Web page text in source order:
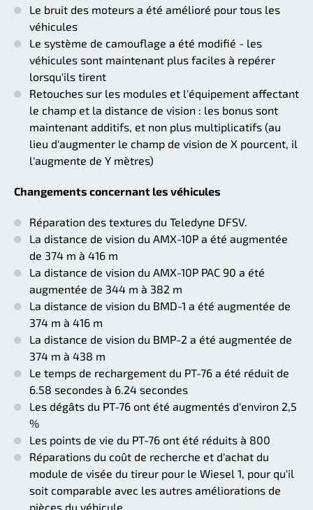
Le bruit des moteurs a été amélioré pour tous les
véhicules
Le système de camouflage a été modifié - les
véhicules sont maintenant plus faciles à repérer
lorsqu'ils tirent
Retouches sur les modules et l'équipement affectant
le champ et la distance de vision : les bonus sont
maintenant additifs, et non plus multiplicatifs (au
lieu d'augmenter le champ de vision de X pourcent, il
l'augmente de Y mètres)
Changements concernant les véhicules
Réparation des textures du Teledyne DFSV.
La distance de vision du AMX-10P a été augmentée
de 374 m à 416 m
La distance de vision du AMX-10P PAC 90 a été
augmentée de 344 m à 382 m
La distance de vision du BMD-1 a été augmentée de
374 m à 416 m
La distance de vision du BMP-2 a été augmentée de
374 m à 438 m
Le temps de rechargement du PT-76 a été réduit de
6.58 secondes à 6.24 secondes
Les dégâts du PT-76 ont été augmentés d'environ 2,5
%
Les points de vie du PT-76 ont été réduits à 800
Réparations du coût de recherche et d'achat du
module de visée du tireur pour le Wiesel 1, pour qu'il
soit comparable avec les autres améliorations de
pièces du véhicule